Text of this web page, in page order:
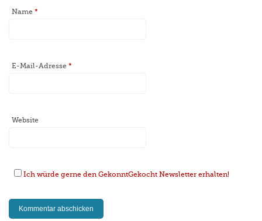
Name*
E-Mail-Adresse*
Website
Ich würde gerne den GekonntGekocht Newsletter erhalten!